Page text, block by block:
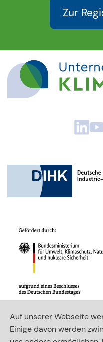
Auf unserer Webseite
Einige davon werden
Zur